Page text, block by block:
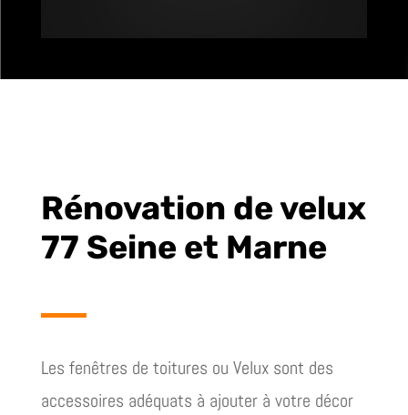
Rénovation de velux
77 Seine et Marne
Les fenêtres de toitures ou Velux sont des
accessoires adéquats à ajouter à votre décor